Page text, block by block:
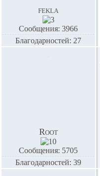
fekla
Сообщения: 3966
Благодарностей: 27
Root
Сообщения: 5705
Благодарностей: 39